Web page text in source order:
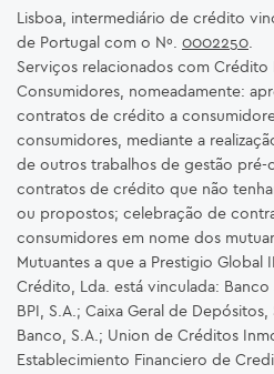
Lisboa, intermediário de crédito
de Portugal com o Nº. 0002250.
Serviços relacionados com
Consumidores, nomeadamente:
contratos de crédito a
consumidores, mediante a
de outros trabalhos de gestão pré-
contratos de crédito que não
ou propostos; celebração de
consumidores em nome dos
Mutuantes a que a Prestigio Global
Crédito, Lda. está vinculada:
BPI, S.A.; Caixa Geral de
Banco, S.A.; Union de Créditos
Establecimiento Financiero de